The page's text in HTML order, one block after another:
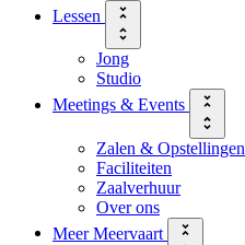
Lessen
Jong
Studio
Meetings & Events
Zalen & Opstellingen
Faciliteiten
Zaalverhuur
Over ons
Meer Meervaart